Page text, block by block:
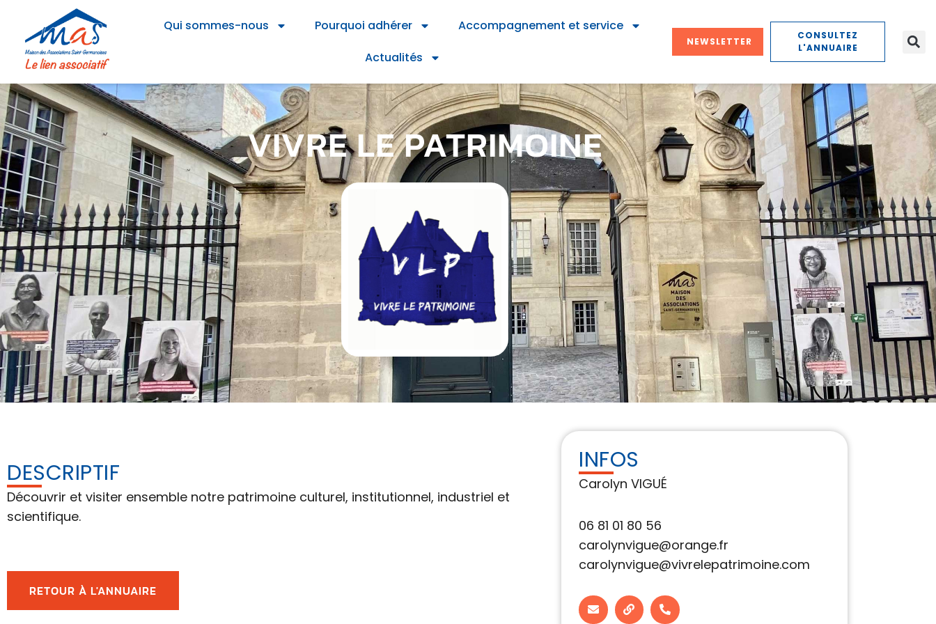
Qui sommes-nous Pourquoi adhérer
Accompagnement et service
Actualités
NEWSLETTER
CONSULTEZ
L'ANNUAIRE
VIVRE LE PATRIMOINE
DESCRIPTIF
Découvrir et visiter ensemble notre patrimoine culturel, institutionnel, industriel et
scientifique.
RETOUR À L'ANNUAIRE
INFOS
Carolyn VIGUÉ
06 81 01 80 56
carolynvigue@orange.fr
carolynvigue@vivrelepatrimoine.com